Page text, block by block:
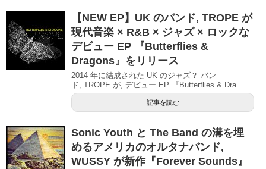
【NEW EP】UK のバンド, TROPE が
現代音楽 × R&B × ジャズ × ロックな
デビュー EP 『Butterflies &
Dragons』をリリース
2014 年に結成された UK のジャズ？ バン
ド, TROPE が, デビュー EP 『Butterflies & Dra...
記事を読む
Sonic Youth と The Band の溝を埋
めるアメリカのオルタナバンド,
WUSSY が新作『Forever Sounds』